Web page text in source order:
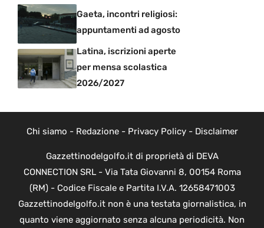
Gaeta, incontri religiosi:
appuntamenti ad agosto
Latina, iscrizioni aperte
per mensa scolastica
2026/2027
Chi siamo - Redazione- Privacy Policy- Disclaimer
Gazzettinodelgolfo.it di proprietà di DEVA
CONNECTION SRL - Via Tata Giovanni 8, 00154 Roma
(RM) - Codice Fiscale e Partita I.V.A. 12658471003
Gazzettinodelgolfo.it non è una testata giornalistica, in
quanto viene aggiornato senza alcuna periodicità. Non